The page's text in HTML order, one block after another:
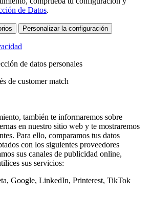
de Datos.
Personalizar la configuración
de datos personales
de customer match
también te informaremos sobre
en nuestro sitio web y te mostraremos
Para ello, comparamos tus datos
con los siguientes proveedores
sus canales de publicidad online,
sus servicios:
Google, LinkedIn, Printerest, TikTok